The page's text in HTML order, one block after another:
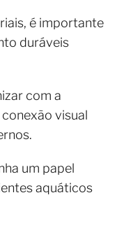
é importante
duráveis
com a
visual
um papel
aquáticos